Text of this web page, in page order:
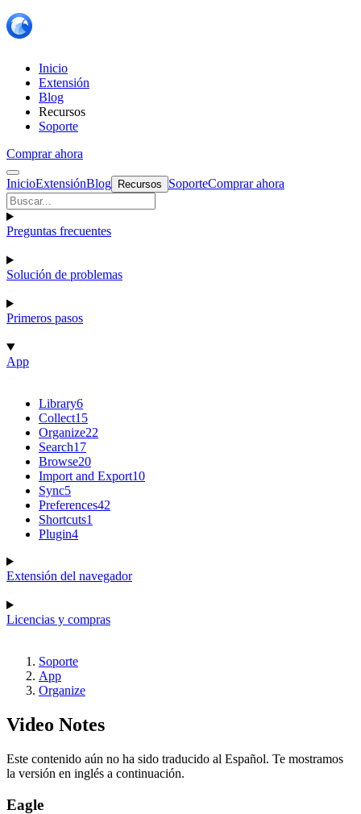
Inicio
Extensión
Blog
Recursos
Soporte
Comprar ahora
InicioExtensiónBlog Recursos SoporteComprar ahora
Preguntas frecuentes
Solución de problemas
Primeros pasos
App
Library6
Collect15
Organize22
Search17
Browse20
Import and Export10
Sync5
Preferences42
Shortcuts1
Plugin4
Extensión del navegador
Licencias y compras
Soporte
App
Organize
Video Notes
Este contenido aún no ha sido traducido al Español. Te mostramos
la versión en inglés a continuación.
Eagle